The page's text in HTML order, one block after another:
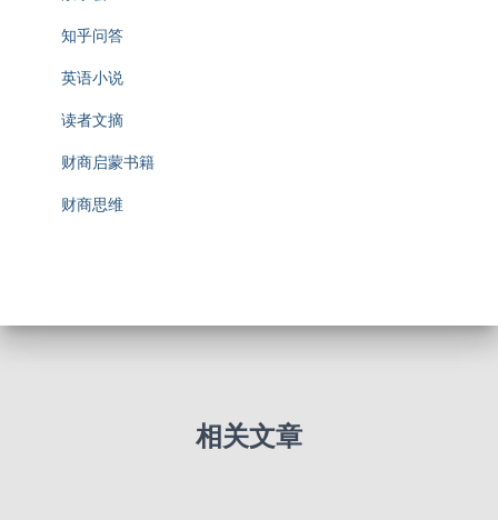
知乎问答
英语小说
读者文摘
财商启蒙书籍
财商思维
相关文章